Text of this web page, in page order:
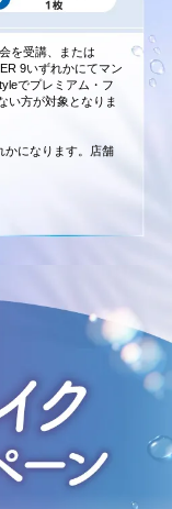
を受講、または
9いずれかにてマン
でプレミアム・フ
い方が対象となりま
かになります。店舗